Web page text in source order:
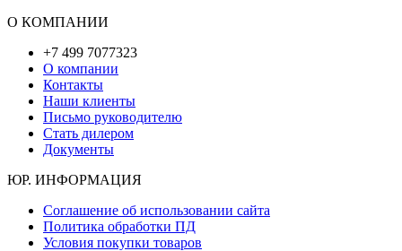
О КОМПАНИИ
+7 499 7077323
О компании
Контакты
Наши клиенты
Письмо руководителю
Стать дилером
Документы
ЮР. ИНФОРМАЦИЯ
Соглашение об использовании сайта
Политика обработки ПД
Условия покупки товаров